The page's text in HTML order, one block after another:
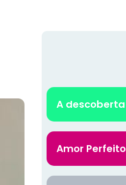
A descoberta
Amor Perfeito